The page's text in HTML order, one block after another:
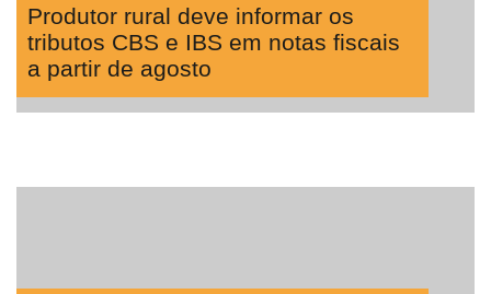
Produtor rural deve informar os
tributos CBS e IBS em notas fiscais
a partir de agosto